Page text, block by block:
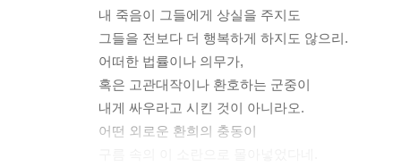
내 죽음이 그들에게 상실을 주지도
그들을 전보다 더 행복하게 하지도 않으리.
어떠한 법률이나 의무가,
혹은 고관대작이나 환호하는 군중이
내게 싸우라고 시킨 것이 아니라오.
어떤 외로운 환희의 충동이